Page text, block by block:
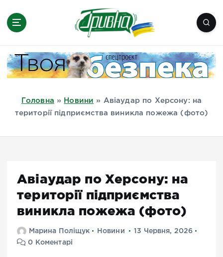
Миколаїв, Одеса, Мелітополь
Головна » Новини » Авіаудар по Херсону: на
території підприємства виникла пожежа (фото)
Авіаудар по Херсону: на
території підприємства
виникла пожежа (фото)
Марина Поліщук Новини
13 Червня, 2026
0 Коментарі